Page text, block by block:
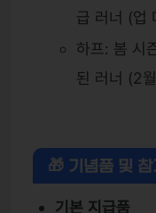
급 러너 (업
하프: 봄 시
된 러너 (2
🎁 기념품 및 참
기본 지급품